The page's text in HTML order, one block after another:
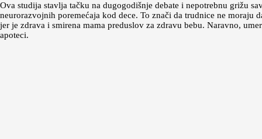
Ova studija stavlja tačku na dugogodišnje debate i nepotrebnu grižu
neurorazvojnih poremećaja kod dece. To znači da trudnice ne
jer je zdrava i smirena mama preduslov za zdravu bebu. Naravno,
apoteci.